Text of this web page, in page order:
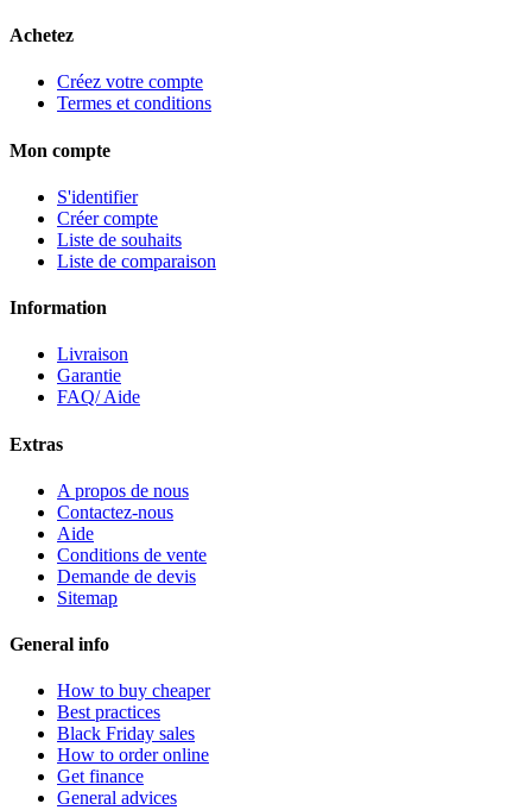
Achetez
Créez votre compte
Termes et conditions
Mon compte
S'identifier
Créer compte
Liste de souhaits
Liste de comparaison
Information
Livraison
Garantie
FAQ/ Aide
Extras
A propos de nous
Contactez-nous
Aide
Conditions de vente
Demande de devis
Sitemap
General info
How to buy cheaper
Best practices
Black Friday sales
How to order online
Get finance
General advices